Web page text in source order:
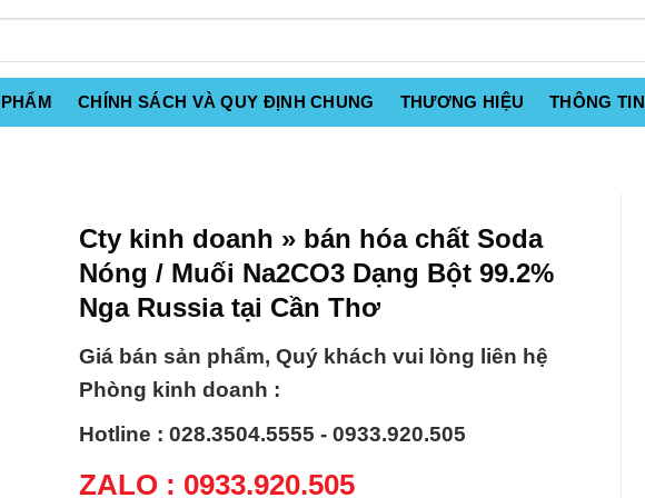
CHÍNH SÁCH VÀ QUY ĐỊNH CHUNG THƯƠNG HIỆU THÔNG TIN
Cty kinh doanh » bán hóa chất Soda
Nóng / Muối Na2CO3 Dạng Bột 99.2%
Nga Russia tại Cần Thơ
Giá bán sản phẩm, Quý khách vui lòng liên hệ
Phòng kinh doanh :
Hotline : 028.3504.5555 - 0933.920.505
ZALO : 0933.920.505